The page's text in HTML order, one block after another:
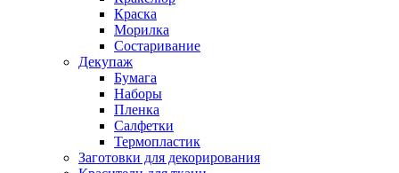
Краска
Морилка
Состаривание
Декупаж
Бумага
Наборы
Пленка
Салфетки
Термопластик
Заготовки для декорирования